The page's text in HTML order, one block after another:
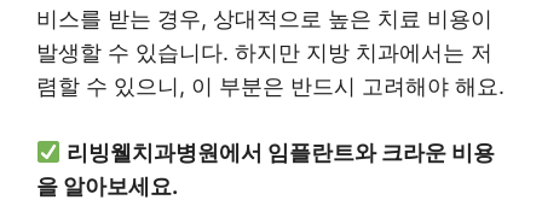
비스를 받는 경우, 상대적으로 높은 치료 비용이
발생할 수 있습니다. 하지만 지방 치과에서는 저
렴할 수 있으니, 이 부분은 반드시 고려해야 해요.
리빙웰치과병원에서 임플란트와 크라운 비용
을 알아보세요.